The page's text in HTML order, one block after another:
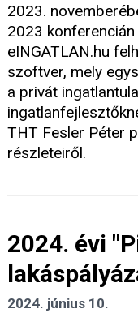
2023.
2023
eINGATLAN.hu
szoftver, mely
a privát
THT Fesler Péter
részleteiről.
2024. évi
2024. június 10.